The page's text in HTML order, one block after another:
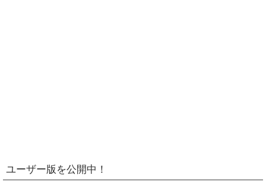
ユーザー版を公開中！